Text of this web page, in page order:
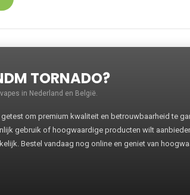
TORNADO?
in Nederland en België.
om premium kwaliteit en betrouwbaarheid te
gebruik of hoogwaardige producten wilt
Bestel vandaag nog online en geniet van